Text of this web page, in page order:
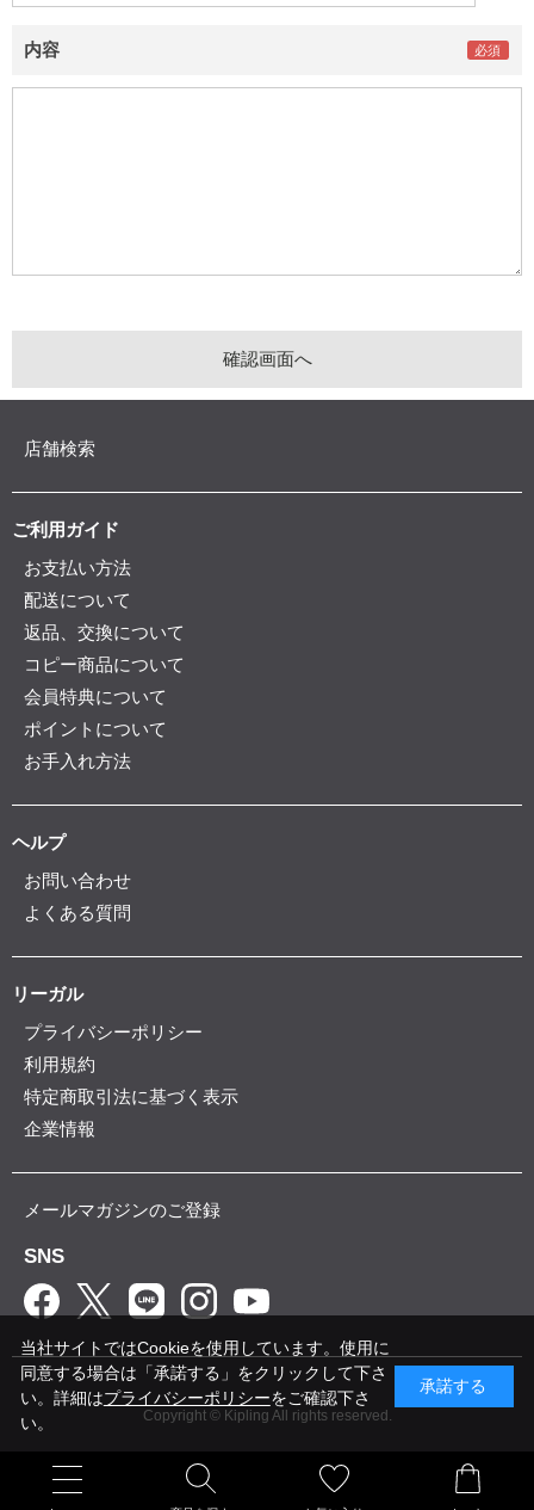
内容
店舗検索
ご利用ガイド
お支払い方法
配送について
返品、交換について
コピー商品について
会員特典について
ポイントについて
お手入れ方法
ヘルプ
お問い合わせ
よくある質問
リーガル
プライバシーポリシー
利用規約
特定商取引法に基づく表示
企業情報
メールマガジンのご登録
SNS
Copyright © Kipling All rights reserved.
当社サイトではCookieを使用しています。使用に
同意する場合は「承諾する」をクリックして下さ
い。詳細はプライバシーポリシーをご確認下さ
い。
承諾する